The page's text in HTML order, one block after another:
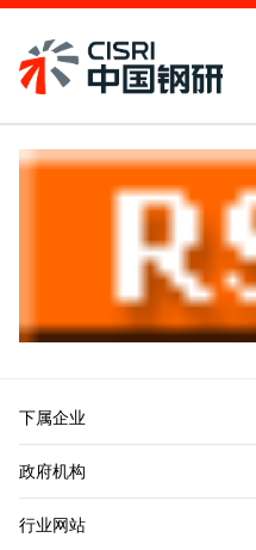
下属企业
政府机构
行业网站